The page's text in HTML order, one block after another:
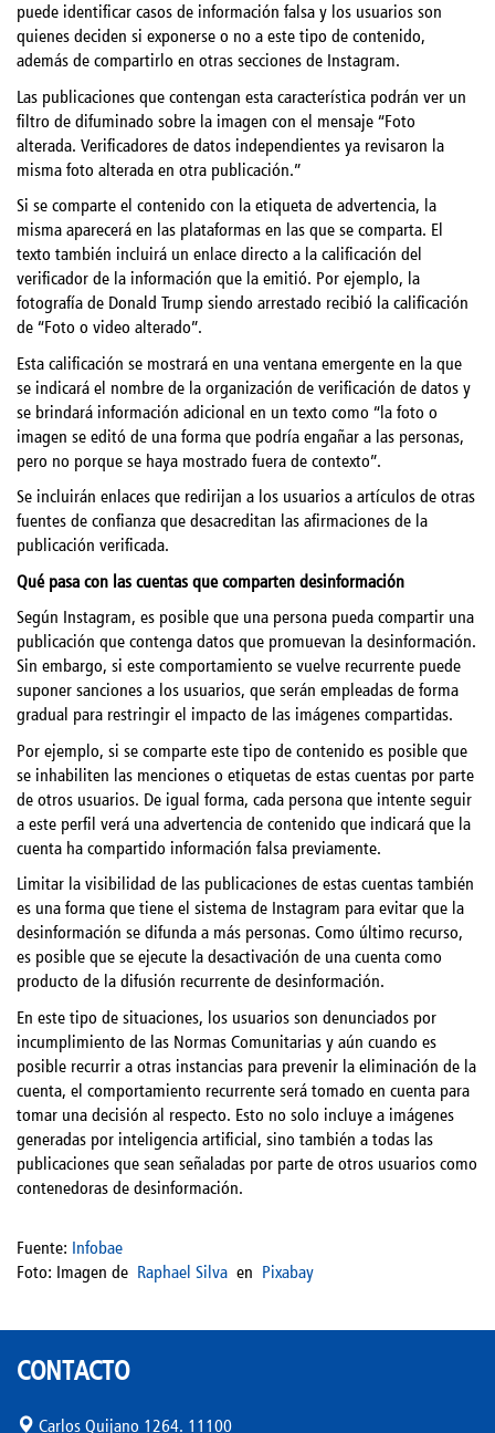
puede identificar casos de información falsa y los usuarios son
quienes deciden si exponerse o no a este tipo de contenido,
además de compartirlo en otras secciones de Instagram.
Las publicaciones que contengan esta característica podrán ver un
filtro de difuminado sobre la imagen con el mensaje “Foto
alterada. Verificadores de datos independientes ya revisaron la
misma foto alterada en otra publicación.”
Si se comparte el contenido con la etiqueta de advertencia, la
misma aparecerá en las plataformas en las que se comparta. El
texto también incluirá un enlace directo a la calificación del
verificador de la información que la emitió. Por ejemplo, la
fotografía de Donald Trump siendo arrestado recibió la calificación
de “Foto o video alterado”.
Esta calificación se mostrará en una ventana emergente en la que
se indicará el nombre de la organización de verificación de datos y
se brindará información adicional en un texto como “la foto o
imagen se editó de una forma que podría engañar a las personas,
pero no porque se haya mostrado fuera de contexto”.
Se incluirán enlaces que redirijan a los usuarios a artículos de otras
fuentes de confianza que desacreditan las afirmaciones de la
publicación verificada.
Qué pasa con las cuentas que comparten desinformación
Según Instagram, es posible que una persona pueda compartir una
publicación que contenga datos que promuevan la desinformación.
Sin embargo, si este comportamiento se vuelve recurrente puede
suponer sanciones a los usuarios, que serán empleadas de forma
gradual para restringir el impacto de las imágenes compartidas.
Por ejemplo, si se comparte este tipo de contenido es posible que
se inhabiliten las menciones o etiquetas de estas cuentas por parte
de otros usuarios. De igual forma, cada persona que intente seguir
a este perfil verá una advertencia de contenido que indicará que la
cuenta ha compartido información falsa previamente.
Limitar la visibilidad de las publicaciones de estas cuentas también
es una forma que tiene el sistema de Instagram para evitar que la
desinformación se difunda a más personas. Como último recurso,
es posible que se ejecute la desactivación de una cuenta como
producto de la difusión recurrente de desinformación.
En este tipo de situaciones, los usuarios son denunciados por
incumplimiento de las Normas Comunitarias y aún cuando es
posible recurrir a otras instancias para prevenir la eliminación de la
cuenta, el comportamiento recurrente será tomado en cuenta para
tomar una decisión al respecto. Esto no solo incluye a imágenes
generadas por inteligencia artificial, sino también a todas las
publicaciones que sean señaladas por parte de otros usuarios como
contenedoras de desinformación.
Fuente: Infobae
Foto: Imagen de Raphael Silva en Pixabay
CONTACTO
Carlos Quijano 1264. 11100